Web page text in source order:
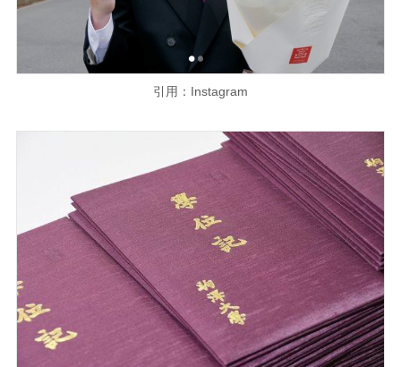
引用：Instagram